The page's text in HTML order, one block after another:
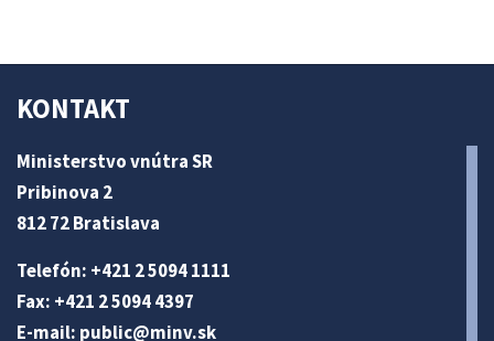
KONTAKT
Ministerstvo vnútra SR
Pribinova 2
812 72 Bratislava
Telefón: +421 2 5094 1111
Fax: +421 2 5094 4397
E-mail: public@minv.sk